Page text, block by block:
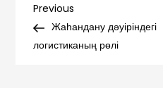
Навигация
по
Previous
Post
Previous
Жаһандану дәуіріндегі
логистиканың рөлі